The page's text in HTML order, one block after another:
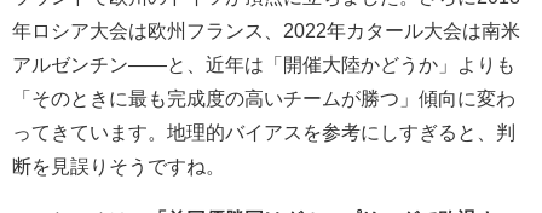
年ロシア大会は欧州フランス、2022年カタール大会は南米
アルゼンチン――と、近年は「開催大陸かどうか」よりも
「そのときに最も完成度の高いチームが勝つ」傾向に変わ
ってきています。地理的バイアスを参考にしすぎると、判
断を見誤りそうですね。